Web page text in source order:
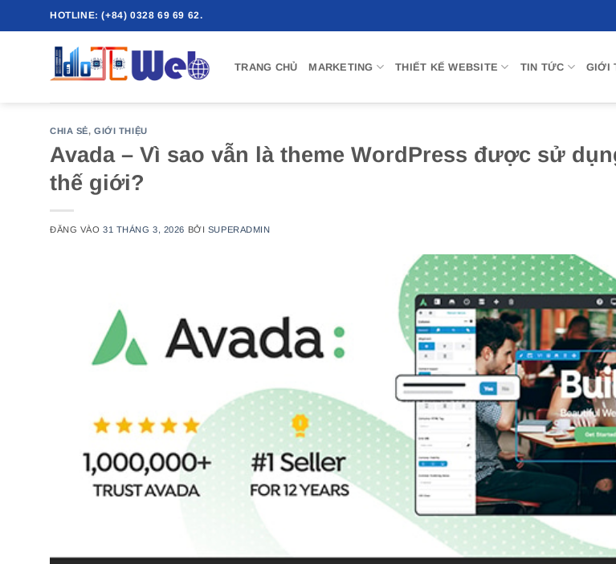
qua
HOTLINE: (+84) 0328 69 69 62.
TRANG CHỦ MARKETING THIẾT KẾ WEBSITE TIN TỨC GIỚI
CHIA SẺ,GIỚI THIỆU
Avada – Vì sao vẫn là theme WordPress được sử
thế giới?
ĐĂNG VÀO31 THÁNG 3, 2026 BỞI SUPERADMIN